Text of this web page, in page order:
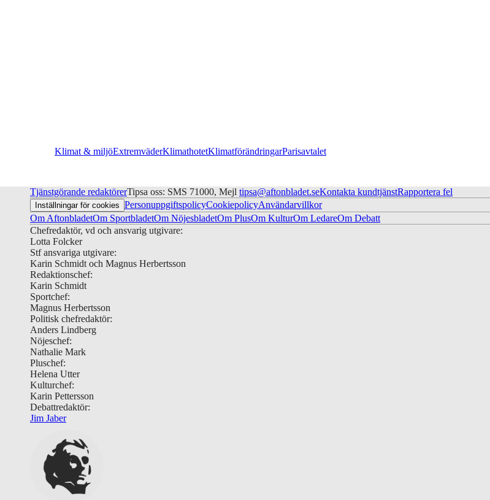
Klimat & miljöExtremväderKlimathotetKlimatförändringarParisavtalet
Tjänstgörande redaktörerTipsa oss: SMS 71000, Mejl tipsa@aftonbladet.seKontakta kundtjänstRapportera fel
Inställningar för cookies PersonuppgiftspolicyCookiepolicyAnvändarvillkor
Om AftonbladetOm SportbladetOm NöjesbladetOm PlusOm KulturOm LedareOm Debatt
Chefredaktör, vd och ansvarig utgivare:
Lotta Folcker
Stf ansvariga utgivare:
Karin Schmidt och Magnus Herbertsson
Redaktionschef:
Karin Schmidt
Sportchef:
Magnus Herbertsson
Politisk chefredaktör:
Anders Lindberg
Nöjeschef:
Nathalie Mark
Pluschef:
Helena Utter
Kulturchef:
Karin Pettersson
Debattredaktör:
Jim Jaber